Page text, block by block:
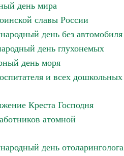
день мира
славы России
день без автомобиля
день глухонемых
день моря
и всех дошкольных
Креста Господня
атомной
день отоларинголога